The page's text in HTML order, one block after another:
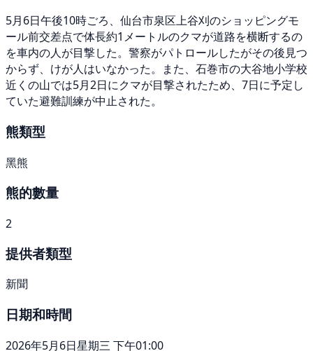
5月6日午後10時ごろ、仙台市泉区上谷刈のショッピングモ
ール前交差点で体長約1メートルのクマが道路を横断するの
を車内の人が目撃した。警察がパトロールしたがその後見つ
からず、けが人はいなかった。また、石巻市の大谷地小学校
近くの山では5月2日にクマが目撃されたため、7日に予定し
ていた避難訓練が中止された。
熊類型
黑熊
熊的數量
2
提供者類型
新聞
日期和時間
2026年5月6日星期三 下午01:00